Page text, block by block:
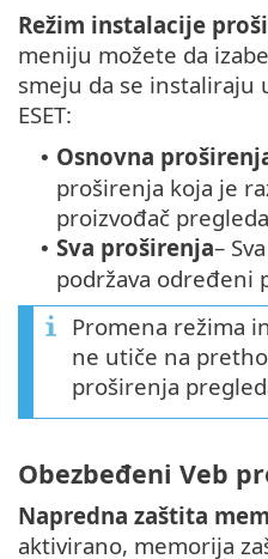
Režim instalacije
meniju možete da
smeju da se instaliraju
ESET:
• Osnovna
proširenja koja je
proizvođač
• Sva proširenja–
podržava određeni
Promena režima
ne utiče na
proširenja
Obezbeđeni Veb
Napredna zaštita
aktivirano, memorija